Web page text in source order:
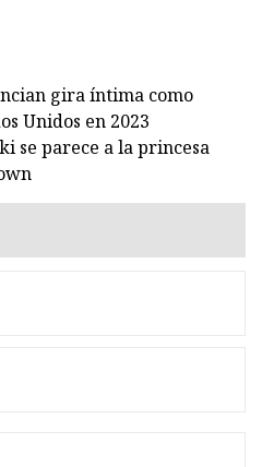
gira íntima como
Unidos en 2023
se parece a la princesa